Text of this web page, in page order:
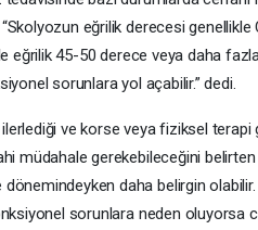
eğrilik derecesi genellikle
eğrilik 45-50 derece veya daha
sorunlara yol açabilir.” dedi.
ilerlediği ve korse veya fiziksel
müdahale gerekebileceğini
daha belirgin olabilir.
sorunlara neden oluyorsa